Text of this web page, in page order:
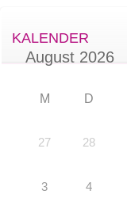
KALENDER
M D
27 28
3 4